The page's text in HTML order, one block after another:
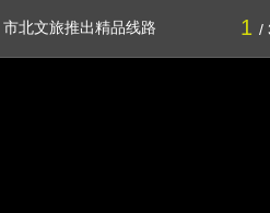
北文旅推出精品线路 1